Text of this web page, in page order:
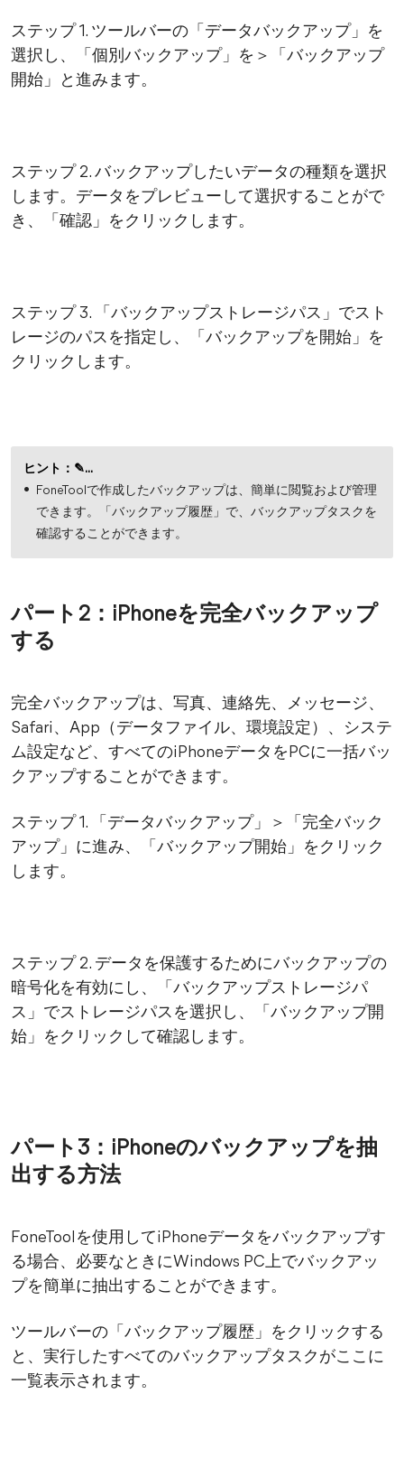
ステップ 1. ツールバーの「データバックアップ」を
選択し、「個別バックアップ」を＞「バックアップ
開始」と進みます。
ステップ 2. バックアップしたいデータの種類を選択
します。データをプレビューして選択することがで
き、「確認」をクリックします。
ステップ 3. 「バックアップストレージパス」でスト
レージのパスを指定し、「バックアップを開始」を
クリックします。
ヒント：✎...
FoneToolで作成したバックアップは、簡単に閲覧および管理
できます。「バックアップ履歴」で、バックアップタスクを
確認することができます。
パート2：iPhoneを完全バックアップ
する
完全バックアップは、写真、連絡先、メッセージ、
Safari、App（データファイル、環境設定）、システ
ム設定など、すべてのiPhoneデータをPCに一括バッ
クアップすることができます。
ステップ 1. 「データバックアップ」＞「完全バック
アップ」に進み、「バックアップ開始」をクリック
します。
ステップ 2. データを保護するためにバックアップの
暗号化を有効にし、「バックアップストレージパ
ス」でストレージパスを選択し、「バックアップ開
始」をクリックして確認します。
パート3：iPhoneのバックアップを抽
出する方法
FoneToolを使用してiPhoneデータをバックアップす
る場合、必要なときにWindows PC上でバックアッ
プを簡単に抽出することができます。
ツールバーの「バックアップ履歴」をクリックする
と、実行したすべてのバックアップタスクがここに
一覧表示されます。